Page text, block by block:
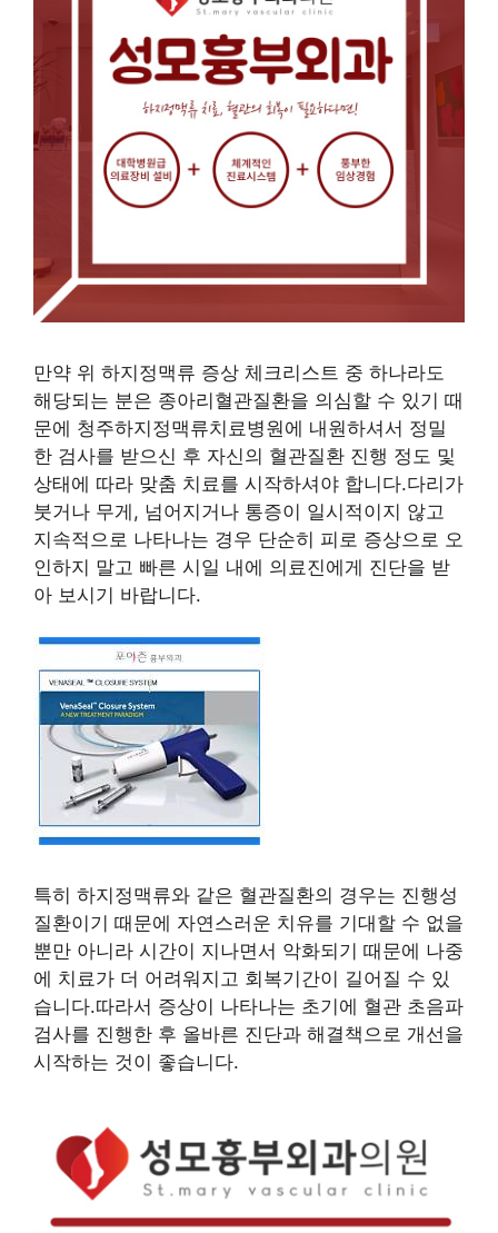
만약 위 하지정맥류 증상 체크리스트 중 하나라도
해당되는 분은 종아리혈관질환을 의심할 수 있기 때
문에 청주하지정맥류치료병원에 내원하셔서 정밀
한 검사를 받으신 후 자신의 혈관질환 진행 정도 및
상태에 따라 맞춤 치료를 시작하셔야 합니다.다리가
붓거나 무게, 넘어지거나 통증이 일시적이지 않고
지속적으로 나타나는 경우 단순히 피로 증상으로 오
인하지 말고 빠른 시일 내에 의료진에게 진단을 받
아 보시기 바랍니다.
특히 하지정맥류와 같은 혈관질환의 경우는 진행성
질환이기 때문에 자연스러운 치유를 기대할 수 없을
뿐만 아니라 시간이 지나면서 악화되기 때문에 나중
에 치료가 더 어려워지고 회복기간이 길어질 수 있
습니다.따라서 증상이 나타나는 초기에 혈관 초음파
검사를 진행한 후 올바른 진단과 해결책으로 개선을
시작하는 것이 좋습니다.